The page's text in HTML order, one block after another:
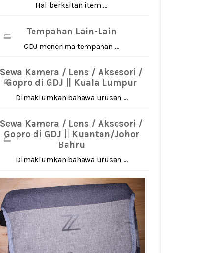
Hal berkaitan item ...
Tempahan Lain-Lain
GDJ menerima tempahan ...
Sewa Kamera / Lens / Aksesori /
Gopro di GDJ || Kuala Lumpur
Dimaklumkan bahawa urusan ...
Sewa Kamera / Lens / Aksesori /
Gopro di GDJ || Kuantan/Johor
Bahru
Dimaklumkan bahawa urusan ...